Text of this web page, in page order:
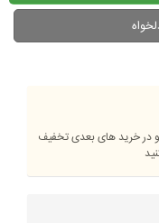
در خرید های بعدی تخفیف